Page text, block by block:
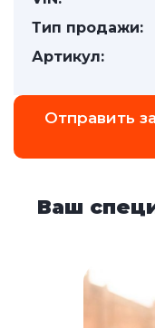
Тип продажи:
Артикул:
Отправить
Ваш